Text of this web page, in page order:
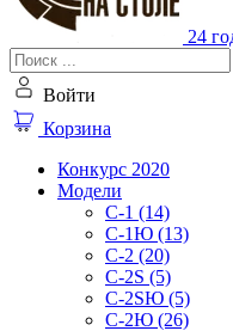
24
Войти
Корзина
Конкурс 2020
Модели
C-1 (14)
C-1Ю (13)
C-2 (20)
C-2S (5)
C-2SЮ (5)
C-2Ю (26)